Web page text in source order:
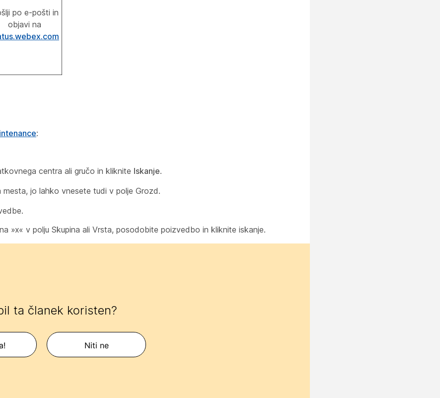
po e-pošti in
objavi na
:
centra ali gručo in kliknite Iskanje.
jo lahko vnesete tudi v polje Grozd.
»x« v polju Skupina ali Vrsta, posodobite poizvedbo in kliknite iskanje.
ta članek koristen?
Niti ne